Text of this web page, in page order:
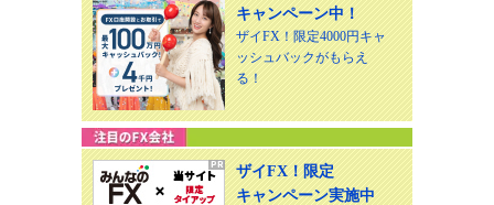
キャンペーン中！
ザイFX！限定4000円キャ
ッシュバックがもらえ
る！
ザイFX！限定
キャンペーン実施中